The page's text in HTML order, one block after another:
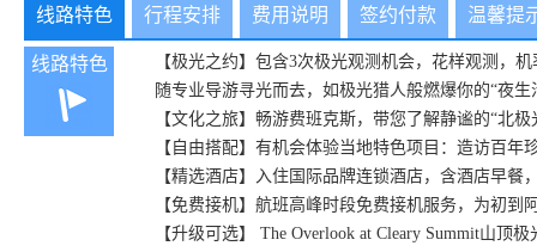
线路特色 行程安排 费用说明 签约付款 温馨提
线路特色
【极光之约】包含3次极光观测机会，花样观测，
随专业导游寻光而去，如极光猎人般燃爆你的“夜生
【文化之旅】畅游费班克斯，带您了解静谧的“北极
【自由搭配】有机会体验当地特色项目：造访百
【精选酒店】入住国际品牌连锁酒店，含酒店早餐
【免费接机】航班高峰时段免费接机服务，为初到
【升级可选】 The Overlook at Cleary Summit山